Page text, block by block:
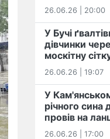
26.06.26 | 20:00
У Бучі
дівчинки
москітну
26.06.26 | 19:07
У
річного сина
провів на
26.06.26 | 17:00